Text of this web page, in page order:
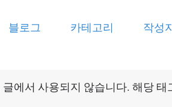
블로그 카테고리 작성